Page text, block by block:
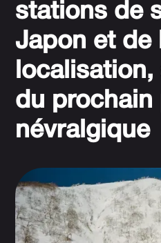
stations de
Japon et de
du prochain
névralgique